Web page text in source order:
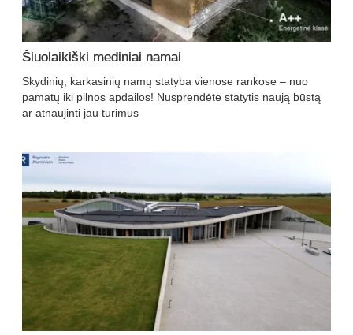
Šiuolaikiški mediniai namai
Skydinių, karkasinių namų statyba vienose rankose – nuo
pamatų iki pilnos apdailos! Nusprendėte statytis naują būstą
ar atnaujinti jau turimus